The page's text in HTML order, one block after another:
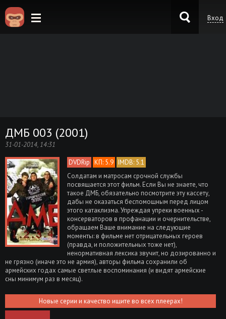
Вход
ДМБ 003 (2001)
31-01-2014, 14:31
DVDRip КП: 5.9 IMDB: 5.1
Солдатам и матросам срочной службы
посвящается этот фильм. Если Вы не знаете, что
такое ДМБ, обязательно посмотрите эту кассету,
дабы не оказаться беспомощным перед лицом
этого катаклизма. Упреждая упреки военных -
консерваторов в профанации и очернительстве,
обращаем Ваше внимание на следующие
моменты: в фильме нет отрицательных героев
(правда, и положительных тоже нет),
ненормативная лексика звучит, но дозированно и
не грязно (иначе это не армия), авторы фильма сохранили об
армейских годах самые светлые воспоминания (и видят армейские
сны минимум раз в месяц).
Новые серии и качество ищите во всех плеерах!